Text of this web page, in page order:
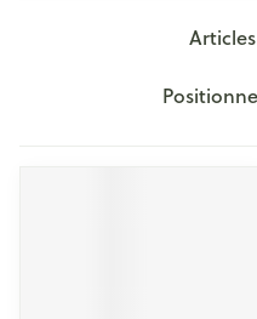
Articles
Trier par: